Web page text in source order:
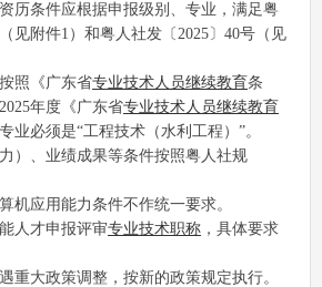
历条件应根据申报级别、专业，满足粤
见附件1）和粤人社发〔2025〕40号（见
照《广东省专业技术人员继续教育条
年度《广东省专业技术人员继续教育
业必须是“工程技术（水利工程）”。
）、业绩成果等条件按照粤人社规
机应用能力条件不作统一要求。
人才申报评审专业技术职称 ，具体要求
重大政策调整，按新的政策规定执行。